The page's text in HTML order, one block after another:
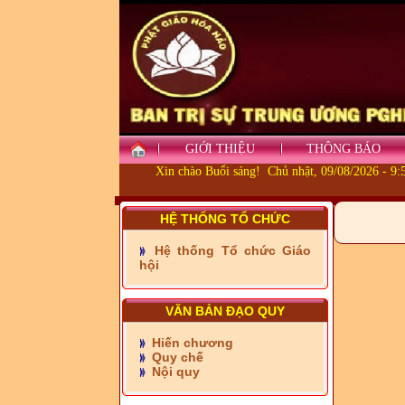
GIỚI THIỆU THÔNG BÁO
Xin chào Buổi sáng! Chủ nhật, 09/08/2026 -
HỆ THỐNG TỔ CHỨC
Hệ thống Tổ chức Giáo
hội
VĂN BẢN ĐẠO QUY
Hiến chương
Quy chế
Nội quy
- Những tấm lòng thiện
nguyện vùng biên
PHƯỚC TỈNH ĐỒNG NAI
TIẾP SỨC ĐẾN TRƯỜNG
- Xã Châu Phú khánh
thành cầu Kênh 7 - Nam
kênh Quốc Gia